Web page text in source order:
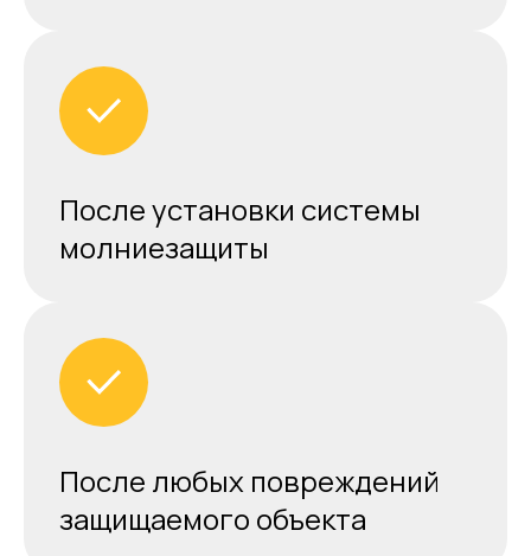
После установки системы
молниезащиты
После любых повреждений
защищаемого объекта